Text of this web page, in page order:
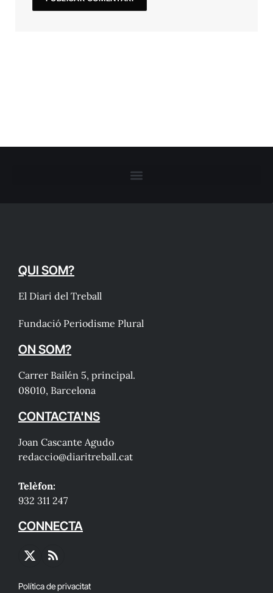
QUI SOM?
El Diari del Treball
Fundació Periodisme Plural
ON SOM?
Carrer Bailén 5, principal.
08010, Barcelona
CONTACTA'NS
Joan Cascante Agudo
redaccio@diaritreball.cat
Telèfon:
932 311 247
CONNECTA
X
RSS
Política de privacitat